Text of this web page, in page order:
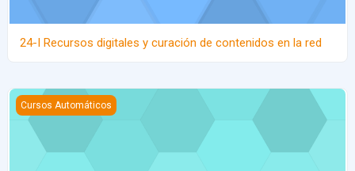
24-I Recursos digitales y curación de contenidos en la red
24-I Metodologías activas para la enseñanza digital
Cursos Automáticos